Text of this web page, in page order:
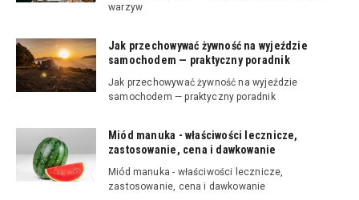
warzyw
Jak przechowywać żywność na wyjeździe
samochodem — praktyczny poradnik
Jak przechowywać żywność na wyjeździe
samochodem — praktyczny poradnik
Miód manuka - właściwości lecznicze,
zastosowanie, cena i dawkowanie
Miód manuka - właściwości lecznicze,
zastosowanie, cena i dawkowanie